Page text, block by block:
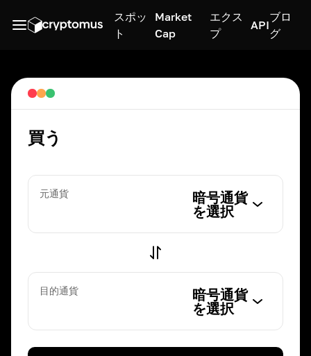
スポッ
ト
Market
Cap
エクス
プ
API
ブロ
グ
買う
元通貨
暗号通貨
を選択
目的通貨
暗号通貨
を選択